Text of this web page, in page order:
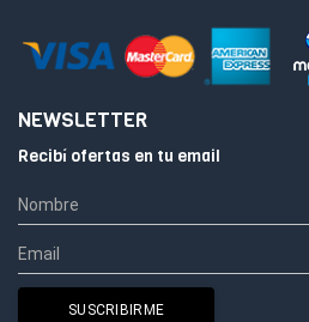
NEWSLETTER
Recibí ofertas en tu email